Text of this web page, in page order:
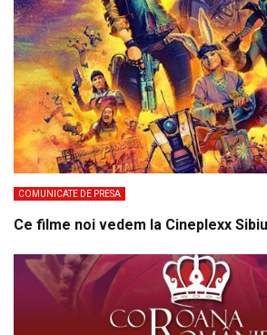
COMUNICATE DE PRESA
Ce filme noi vedem la Cineplexx